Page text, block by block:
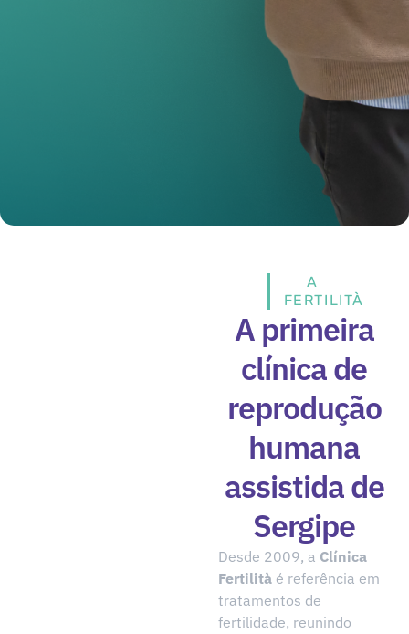
A
FERTILITÀ
A primeira
clínica de
reprodução
humana
assistida de
Sergipe
Desde 2009, a Clínica
Fertilitàé referência em
tratamentos de
fertilidade, reunindo